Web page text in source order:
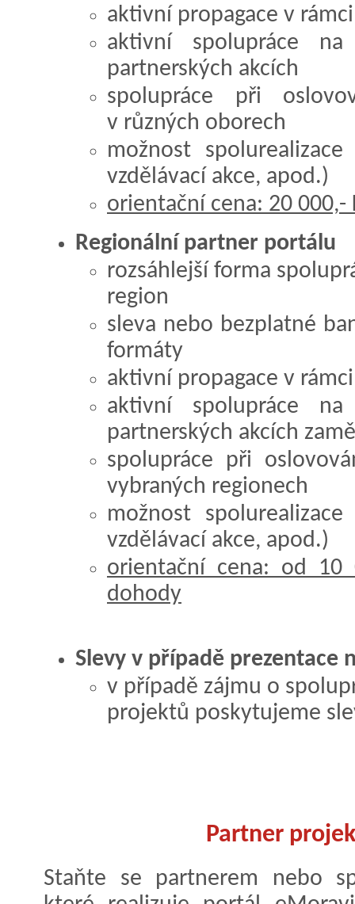
aktivní propagace v
aktivní spolupráce
partnerských akcích
spolupráce při
v různých oborech
možnost
vzdělávací akce, apod.)
orientační cena: 20
Regionální partner portálu
rozsáhlejší forma
region
sleva nebo bezplatné
formáty
aktivní propagace v
aktivní spolupráce
partnerských akcích
spolupráce při
vybraných regionech
možnost
vzdělávací akce, apod.)
orientační cena: od
dohody
Slevy v případě prezentace
v případě zájmu o
projektů poskytujeme
Partner
Staňte se partnerem nebo